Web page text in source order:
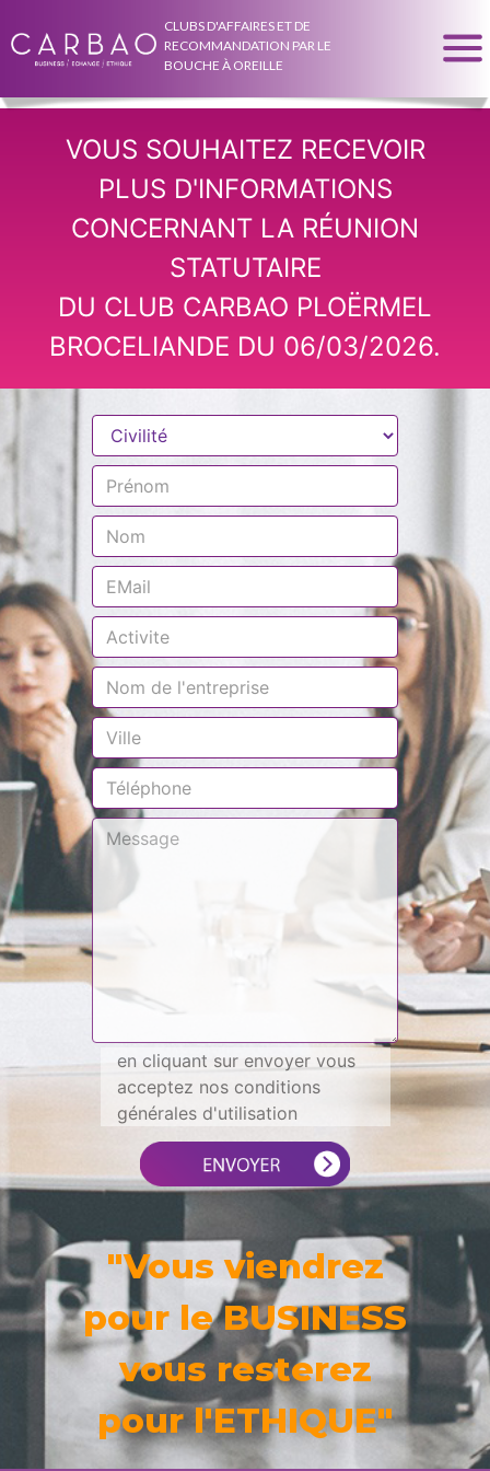
CLUBS D'AFFAIRES ET DE
RECOMMANDATION PAR LE
BOUCHE À OREILLE
VOUS SOUHAITEZ RECEVOIR
PLUS D'INFORMATIONS
CONCERNANT LA RÉUNION
STATUTAIRE
DU CLUB CARBAO PLOËRMEL
BROCELIANDE DU 06/03/2026.
en cliquant sur envoyer vous
acceptez nos conditions
générales d'utilisation
"Vous viendrez
pour le BUSINESS
vous resterez
pour l'ETHIQUE"